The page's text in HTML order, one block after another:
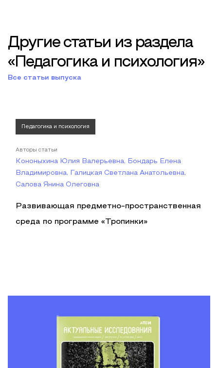
Другие статьи из раздела
«Педагогика и психология»
Все статьи выпуска
Педагогика и психология
Авторы статьи
Кононыхина Юлия Валерьевна, Бондарь Елена
Владимировна, Галицкая Светлана Анатольевна,
Салова Янина Олеговна
Развивающая предметно-пространственная
среда по программе «Тропинки»